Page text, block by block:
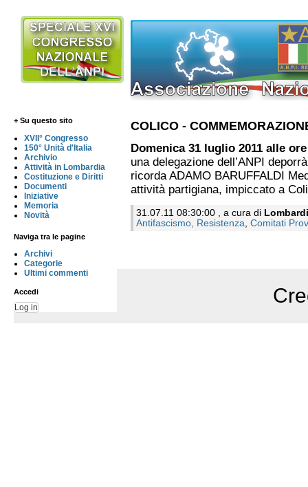
+ Su questo sito
XVII° Congresso
150° Unità d'Italia
Archivio
Attività in Lombardia
Costituzione e Diritti
Documenti
Iniziative
Memoria
Novità
Naviga tra le pagine
Archivi
Categorie
Ultimi commenti
Accedi
Log in
COLICO -
Domenica 31 luglio 2011 alle
una delegazione dell’ANPI
ricorda ADAMO BARUFFALDI
attività partigiana, impiccato a
31.07.11 08:30:00 , a cura di
Antifascismo, Resistenza, Comitati